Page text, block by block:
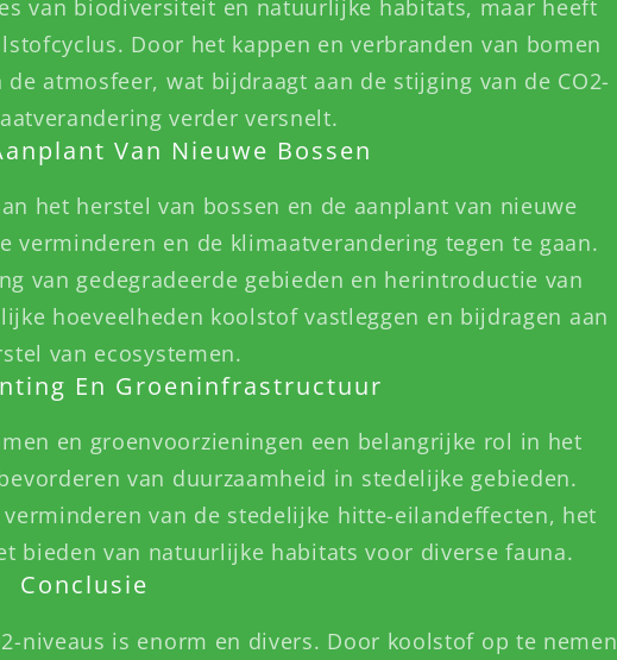
van biodiversiteit en natuurlijke habitats, maar heeft
Door het kappen en verbranden van bomen
atmosfeer, wat bijdraagt aan de stijging van de CO2-
verder versnelt.
Van Nieuwe Bossen
het herstel van bossen en de aanplant van nieuwe
verminderen en de klimaatverandering tegen te gaan.
van gedegradeerde gebieden en herintroductie van
hoeveelheden koolstof vastleggen en bijdragen aan
van ecosystemen.
En Groeninfrastructuur
en groenvoorzieningen een belangrijke rol in het
van duurzaamheid in stedelijke gebieden.
van de stedelijke hitte-eilandeffecten, het
bieden van natuurlijke habitats voor diverse fauna.
Conclusie
niveaus is enorm en divers. Door koolstof op te nemen